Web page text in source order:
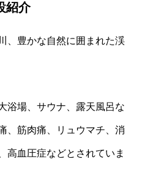
紹介
、豊かな自然に囲まれた渓
浴場、サウナ、露天風呂な
、筋肉痛、リュウマチ、消
高血圧症などとされていま